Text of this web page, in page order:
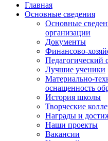
Главная
Основные сведения
Основные
организации
Документы
Финансово-
Педагогический
Лучшие ученики
Материально-
оснащенность
История школы
Творческие
Награды и
Наши проекты
Вакансии